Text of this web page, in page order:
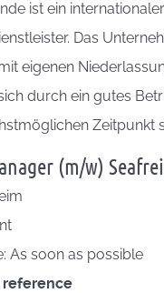
ist ein internationaler
Das
eigenen
durch ein gutes
Zeitpunkt
(m/w)
As soon as possible
reference